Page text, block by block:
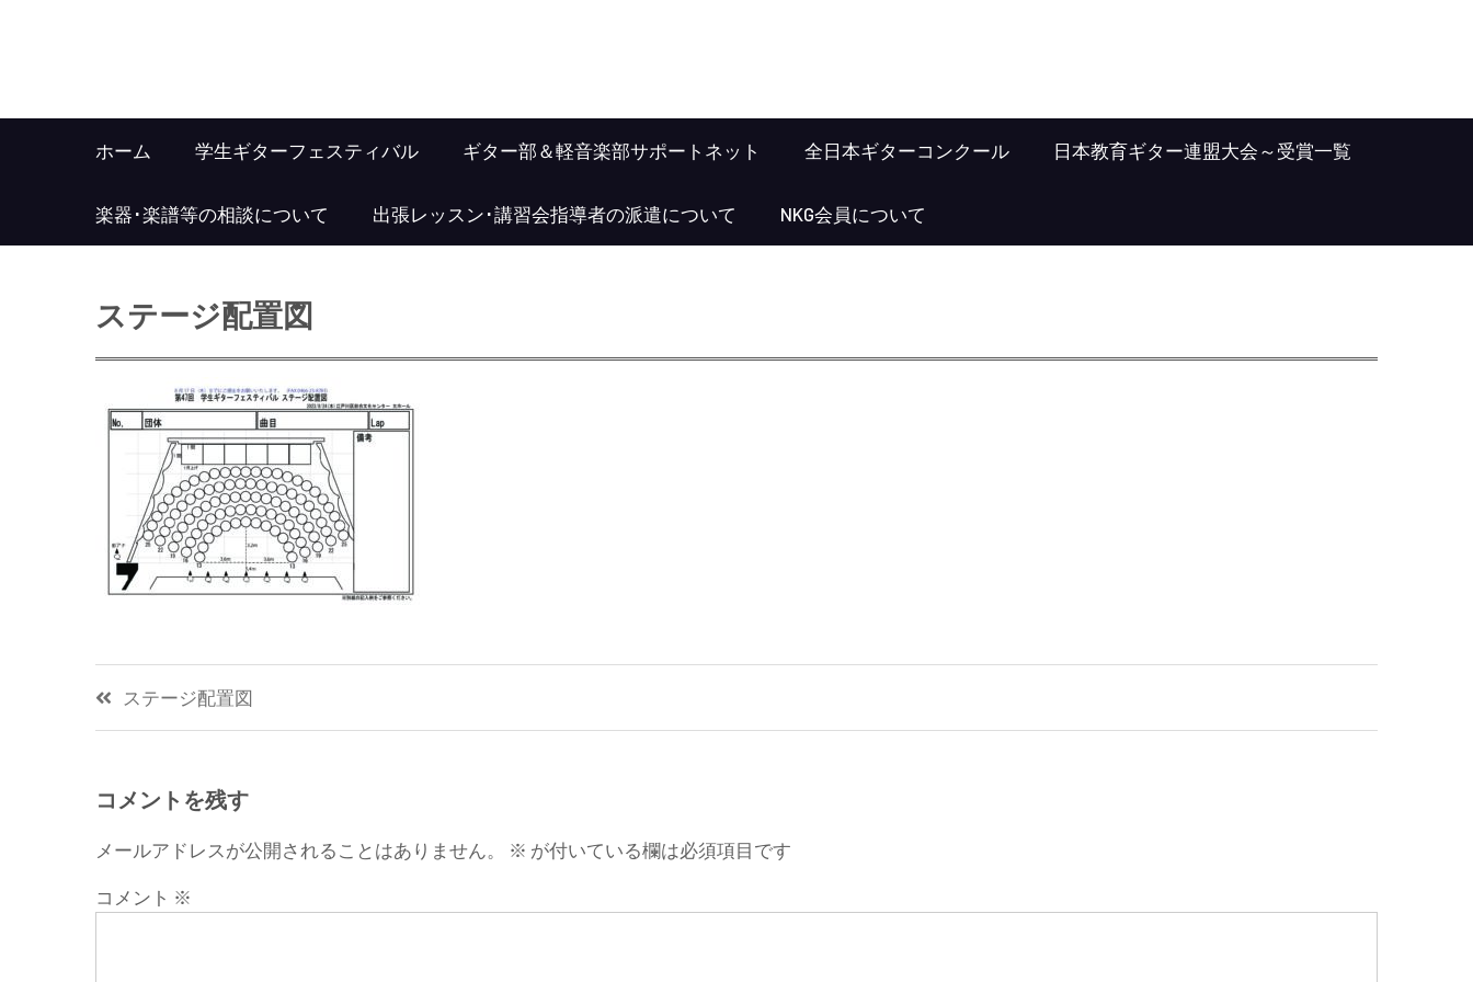
ホーム 学生ギターフェスティバル ギター部＆軽音楽部サポートネット 全日本ギターコンクール 日本教育ギター連盟大会～受賞一覧
楽器･楽譜等の相談について 出張レッスン･講習会指導者の派遣について NKG会員について
ステージ配置図
投
稿
ビ
ゲ
ー
ステージ配置図
コメントを残す
メールアドレスが公開されることはありません。 ※ が付いている欄は必須項目です
コメント ※